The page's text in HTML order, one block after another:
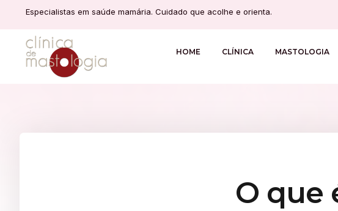
Especialistas em saúde mamária. Cuidado que acolhe e orienta.
HOME CLÍNICA MASTOLOGIA
O que